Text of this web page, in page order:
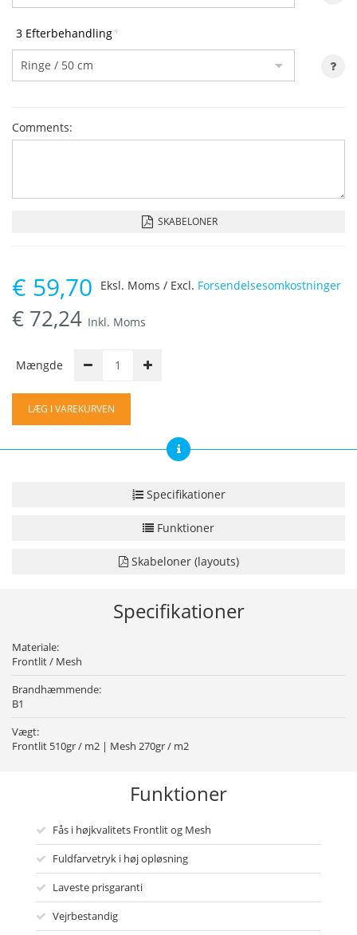
3 Efterbehandling*
Comments:
SKABELONER
€ 59,70
€ 72,24 Inkl. Moms
Eksl. Moms / Excl. Forsendelsesomkostninger
Mængde
LÆG I VAREKURVEN
Specifikationer
Funktioner
Skabeloner (layouts)
Specifikationer
Materiale:
Frontlit / Mesh
Brandhæmmende:
B1
Vægt:
Frontlit 510gr / m2 | Mesh 270gr / m2
Funktioner
Fås i højkvalitets Frontlit og Mesh
Fuldfarvetryk i høj opløsning
Laveste prisgaranti
Vejrbestandig